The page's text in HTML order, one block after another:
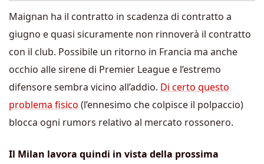
Maignan ha il contratto in scadenza di contratto a
giugno e quasi sicuramente non rinnoverà il contratto
con il club. Possibile un ritorno in Francia ma anche
occhio alle sirene di Premier League e l’estremo
difensore sembra vicino all’addio. Di certo questo
problema fisico (l’ennesimo che colpisce il polpaccio)
blocca ogni rumors relativo al mercato rossonero.
Il Milan lavora quindi in vista della prossima